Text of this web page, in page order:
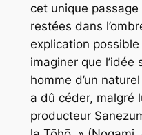
cet unique
restées dans
explication
imaginer que l’idée
homme d’un
a dû céder, malgré
producteur